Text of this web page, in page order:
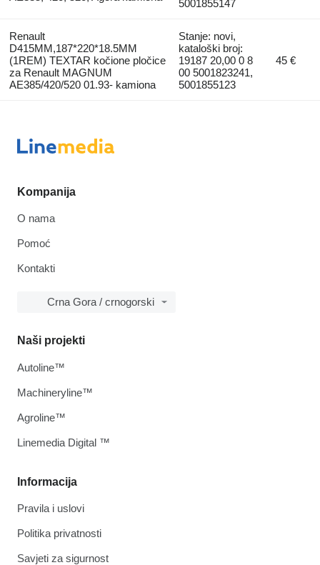
5001855147
Renault
D415MM,187*220*18.5MM
(1REM) TEXTAR kočione pločice
za Renault MAGNUM
AE385/420/520 01.93- kamiona
Stanje: novi,
kataloški broj:
19187 20,00 0 8
00 5001823241,
5001855123
45 €
Kompanija
O nama
Pomoć
Kontakti
Crna Gora / crnogorski
Informacija
Pravila i uslovi
Politika privatnosti
Savjeti za sigurnost
Naši projekti
Autoline™
Machineryline™
Agroline™
Linemedia Digital ™